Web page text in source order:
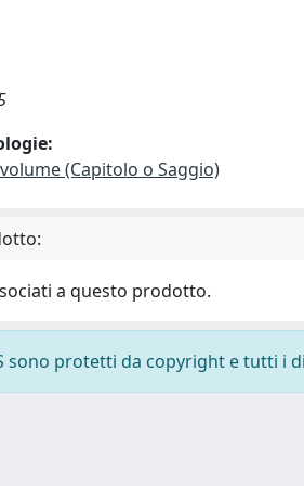
(Capitolo o Saggio)
a questo prodotto.
sono protetti da copyright e tutti i